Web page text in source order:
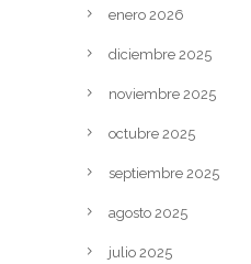
enero 2026
diciembre 2025
noviembre 2025
octubre 2025
septiembre 2025
agosto 2025
julio 2025